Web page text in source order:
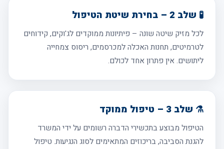
🧪 שלב 2 – בחירת שיטת הטיפול
לכל מזיק שיטה שונה – פיתיונות ממוקדים לג'וקים, קידוחים
לטרמיטים, תחנות האכלה למכרסמים, ריסוס צמחייה
ליתושים. אין פתרון אחד לכולם.
⚗️ שלב 3 – טיפול ממוקד
הטיפול מבוצע בתכשירי הדברה רשומים על ידי המשרד
להגנת הסביבה, בריכוזים המתאימים לסוג הנגיעות. טיפול